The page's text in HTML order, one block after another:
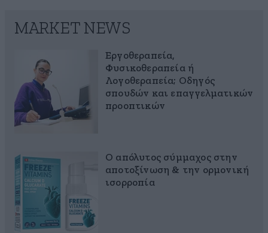
MARKET NEWS
Εργοθεραπεία,
Φυσικοθεραπεία ή
Λογοθεραπεία; Οδηγός
σπουδών και επαγγελματικών
προοπτικών
Ο απόλυτος σύμμαχος στην
αποτοξίνωση & την ορμονική
ισορροπία